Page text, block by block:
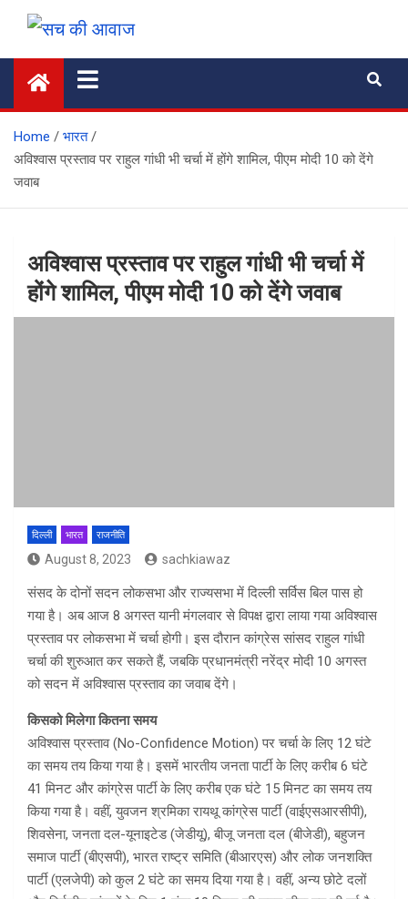
contentसच की आवाज
Home
भारत
अविश्वास प्रस्ताव पर राहुल गांधी भी चर्चा में होंगे शामिल, पीएम मोदी 10 को देंगे
जवाब
अविश्वास प्रस्ताव पर राहुल गांधी भी चर्चा में
होंगे शामिल, पीएम मोदी 10 को देंगे जवाब
दिल्ली भारत राजनीति
August 8, 2023 sachkiawaz
संसद के दोनों सदन लोकसभा और राज्यसभा में दिल्ली सर्विस बिल पास हो
गया है। अब आज 8 अगस्त यानी मंगलवार से विपक्ष द्वारा लाया गया अविश्वास
प्रस्ताव पर लोकसभा में चर्चा होगी। इस दौरान कांग्रेस सांसद राहुल गांधी
चर्चा की शुरुआत कर सकते हैं, जबकि प्रधानमंत्री नरेंद्र मोदी 10 अगस्त
को सदन में अविश्वास प्रस्ताव का जवाब देंगे।
किसको मिलेगा कितना समय
अविश्वास प्रस्ताव (No-Confidence Motion) पर चर्चा के लिए 12 घंटे
का समय तय किया गया है। इसमें भारतीय जनता पार्टी के लिए करीब 6 घंटे
41 मिनट और कांग्रेस पार्टी के लिए करीब एक घंटे 15 मिनट का समय तय
किया गया है। वहीं, युवजन श्रमिका रायथू कांग्रेस पार्टी (वाईएसआरसीपी),
शिवसेना, जनता दल-यूनाइटेड (जेडीयू), बीजू जनता दल (बीजेडी), बहुजन
समाज पार्टी (बीएसपी), भारत राष्ट्र समिति (बीआरएस) और लोक जनशक्ति
पार्टी (एलजेपी) को कुल 2 घंटे का समय दिया गया है। वहीं, अन्य छोटे दलों